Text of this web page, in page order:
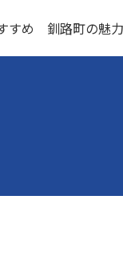
すめ 釧路町の魅力